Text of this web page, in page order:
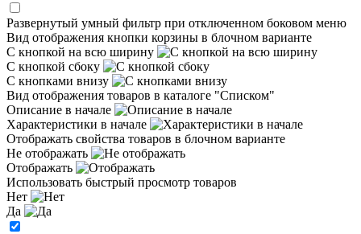
Развернутый умный фильтр при отключенном боковом меню
Вид отображения кнопки корзины в блочном варианте
С кнопкой на всю ширину
С кнопкой сбоку
С кнопками внизу
Вид отображения товаров в каталоге "Списком"
Описание в начале
Характеристики в начале
Отображать свойства товаров в блочном варианте
Не отображать
Отображать
Использовать быстрый просмотр товаров
Нет
Да